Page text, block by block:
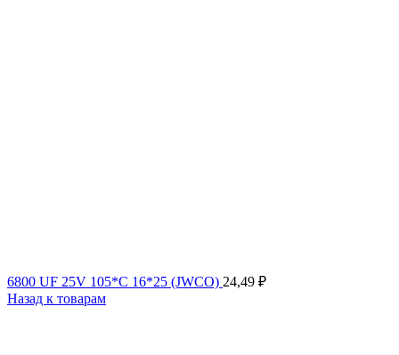
6800 UF 25V 105*C 16*25 (JWCO) 24,49 ₽
Назад к товарам